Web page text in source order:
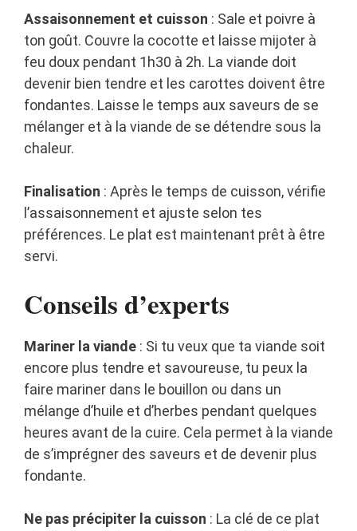
Assaisonnement et cuisson : Sale et poivre à
ton goût. Couvre la cocotte et laisse mijoter à
feu doux pendant 1h30 à 2h. La viande doit
devenir bien tendre et les carottes doivent être
fondantes. Laisse le temps aux saveurs de se
mélanger et à la viande de se détendre sous la
chaleur.
Finalisation : Après le temps de cuisson, vérifie
l’assaisonnement et ajuste selon tes
préférences. Le plat est maintenant prêt à être
servi.
Conseils d’experts
Mariner la viande : Si tu veux que ta viande soit
encore plus tendre et savoureuse, tu peux la
faire mariner dans le bouillon ou dans un
mélange d’huile et d’herbes pendant quelques
heures avant de la cuire. Cela permet à la viande
de s’imprégner des saveurs et de devenir plus
fondante.
Ne pas précipiter la cuisson : La clé de ce plat